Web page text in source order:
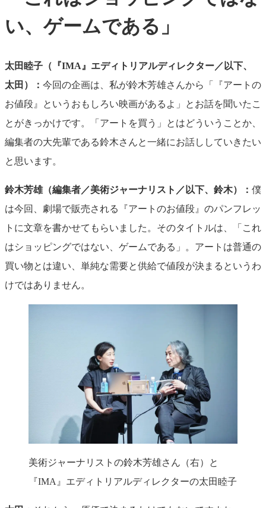
い、ゲームである」
太田睦子（『IMA』エディトリアルディレクター／以下、
太田）： 今回の企画は、私が鈴木芳雄さんから「『アートの
お値段』というおもしろい映画があるよ」とお話を聞いたこ
とがきっかけです。「アートを買う」とはどういうことか、
編集者の大先輩である鈴木さんと一緒にお話ししていきたい
と思います。
鈴木芳雄（編集者／美術ジャーナリスト／以下、鈴木）： 僕
は今回、劇場で販売される『アートのお値段』のパンフレッ
トに文章を書かせてもらいました。そのタイトルは、「これ
はショッピングではない、ゲームである」。アートは普通の
買い物とは違い、単純な需要と供給で値段が決まるというわ
けではありません。
美術ジャーナリストの鈴木芳雄さん（右）と
『IMA』エディトリアルディレクターの太田睦子